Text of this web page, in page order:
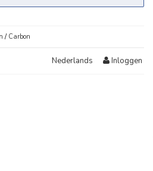
/ Carbon
Nederlands Inloggen